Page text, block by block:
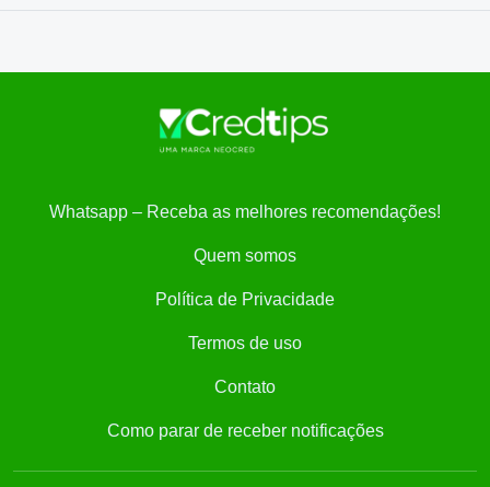
Whatsapp – Receba as melhores recomendações!
Quem somos
Política de Privacidade
Termos de uso
Contato
Como parar de receber notificações